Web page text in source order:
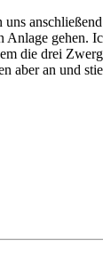
die drei
aber an und